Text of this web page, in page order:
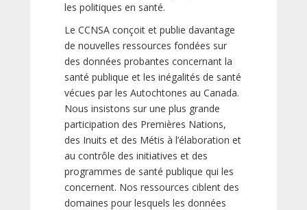
les politiques en santé.
Le CCNSA conçoit et publie davantage
de nouvelles ressources fondées sur
des données probantes concernant la
santé publique et les inégalités de santé
vécues par les Autochtones au Canada.
Nous insistons sur une plus grande
participation des Premières Nations,
des Inuits et des Métis à l’élaboration et
au contrôle des initiatives et des
programmes de santé publique qui les
concernent. Nos ressources ciblent des
domaines pour lesquels les données